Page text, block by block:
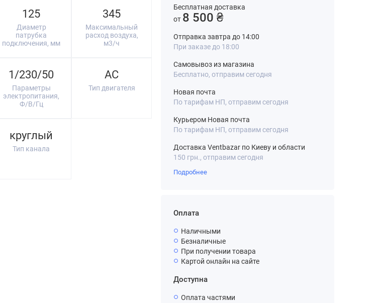
125
Диаметр
патрубка
подключения, мм
345
Максимальный
расход воздуха,
м3/ч
1/230/50
Параметры
электропитания,
Ф/В/Гц
АС
Тип двигателя
круглый
Тип канала
Бесплатная доставка
от 8 500 ₴
Отправка завтра до 14:00
При заказе до 18:00
Самовывоз из магазина
Бесплатно, отправим сегодня
Новая почта
По тарифам НП, отправим сегодня
Курьером Новая почта
По тарифам НП, отправим сегодня
Доставка Ventbazar по Киеву и области
150 грн., отправим сегодня
Подробнее
Оплата
Наличными
Безналичные
При получении товара
Картой онлайн на сайте
Доступна
Оплата частями